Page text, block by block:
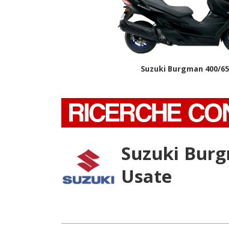
Suzuki Burgman 400/
RICERCHE
Suzuki
Usate